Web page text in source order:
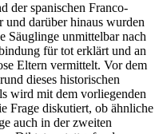
der spanischen Franco-
und darüber hinaus wurden
Säuglinge unmittelbar nach
für tot erklärt und an
Eltern vermittelt. Vor dem
dieses historischen
wird mit dem vorliegenden
Frage diskutiert, ob ähnliche
auch in der zweiten